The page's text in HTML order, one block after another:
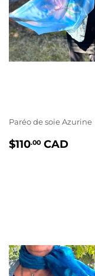
Paréo de soie Azurine
PRIX
$110.00 CAD